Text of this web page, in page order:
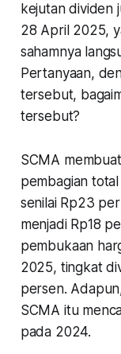
kejutan dividen
28 April 2025,
sahamnya
Pertanyaan,
tersebut,
tersebut?
SCMA
pembagian
senilai Rp23
menjadi Rp18
pembukaan
2025, tingkat
persen.
SCMA itu
pada 2024.